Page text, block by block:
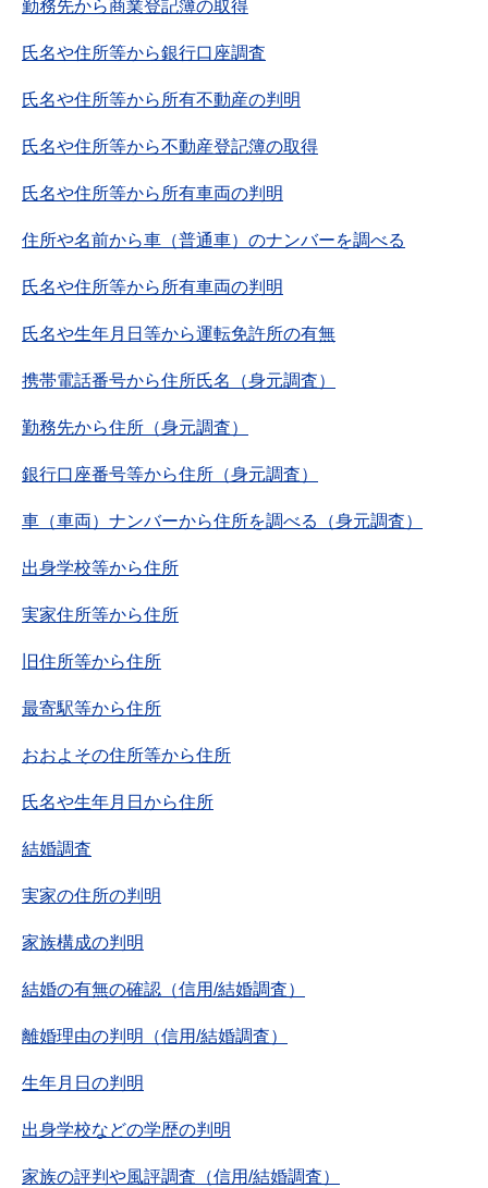
勤務先から商業登記簿の取得
氏名や住所等から銀行口座調査
氏名や住所等から所有不動産の判明
氏名や住所等から不動産登記簿の取得
氏名や住所等から所有車両の判明
住所や名前から車（普通車）のナンバーを調べる
氏名や住所等から所有車両の判明
氏名や生年月日等から運転免許所の有無
携帯電話番号から住所氏名（身元調査）
勤務先から住所（身元調査）
銀行口座番号等から住所（身元調査）
車（車両）ナンバーから住所を調べる（身元調査）
出身学校等から住所
実家住所等から住所
旧住所等から住所
最寄駅等から住所
おおよその住所等から住所
氏名や生年月日から住所
結婚調査
実家の住所の判明
家族構成の判明
結婚の有無の確認（信用/結婚調査）
離婚理由の判明（信用/結婚調査）
生年月日の判明
出身学校などの学歴の判明
家族の評判や風評調査（信用/結婚調査）